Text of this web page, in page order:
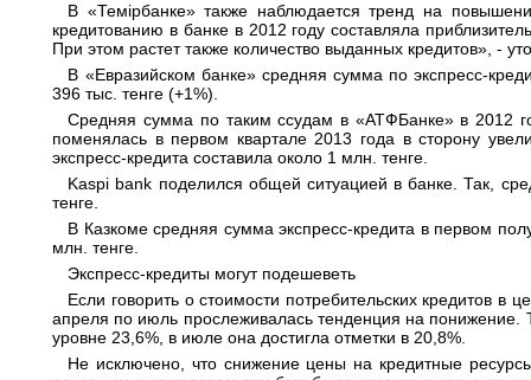
В «Темiрбанке» также наблюдается тренд на
кредитованию в банке в 2012 году составляла
При этом растет также количество выданных кредитов», -
В «Евразийском банке» средняя сумма по экспресс-
396 тыс. тенге (+1%).
Средняя сумма по таким ссудам в «АТФБанке» в 2012
поменялась в первом квартале 2013 года в сторону
экспресс-кредита составила около 1 млн. тенге.
Kaspi bank поделился общей ситуацией в банке. Так,
тенге.
В Казкоме средняя сумма экспресс-кредита в первом
млн. тенге.
Экспресс-кредиты могут подешеветь
Если говорить о стоимости потребительских кредитов
апреля по июль прослеживалась тенденция на понижение.
уровне 23,6%, в июле она достигла отметки в 20,8%.
Не исключено, что снижение цены на кредитные